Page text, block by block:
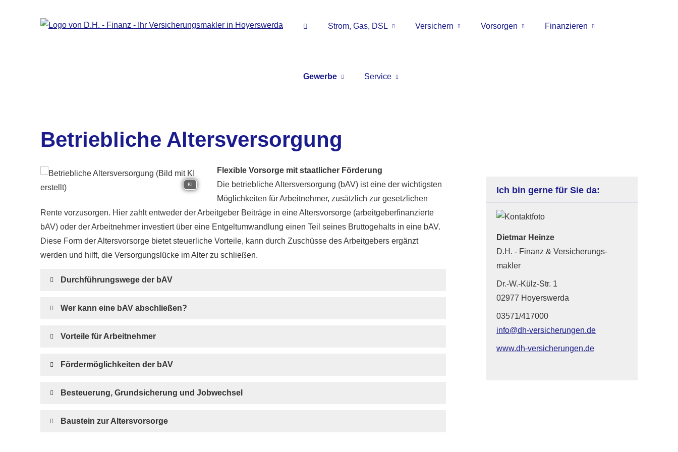
Strom, Gas, DSL Versichern Vorsorgen Finanzieren
Gewerbe Service
Ich bin gerne für Sie da:
Dietmar Heinze
D.H. - Finanz & Ver­sicherungs­
makler
Dr.-W.-Külz-Str. 1
02977 Hoyerswerda
03571/417000
info@dh-versicherungen.de
www.dh-versicherungen.de
Betriebliche Altersversorgung
KI
Flexible Vorsorge mit staatlicher Förderung
Die betriebliche Altersversorgung (bAV) ist eine der wichtigsten
Möglichkeiten für Arbeitnehmer, zusätzlich zur gesetzlichen
Rente vorzusorgen. Hier zahlt entweder der Arbeitgeber Beiträge in eine Alters­vorsorge (arbeitgeberfinanzierte
bAV) oder der Arbeitnehmer investiert über eine Entgeltumwandlung einen Teil seines Bruttogehalts in eine bAV.
Diese Form der Alters­vorsorge bietet steuerliche Vorteile, kann durch Zuschüsse des Arbeitgebers ergänzt
werden und hilft, die Versorgungslücke im Alter zu schließen.
Durchführungswege der bAV
Wer kann eine bAV abschließen?
Vorteile für Arbeitnehmer
Fördermöglichkeiten der bAV
Besteuerung, Grundsicherung und Jobwechsel
Baustein zur Alters­vorsorge